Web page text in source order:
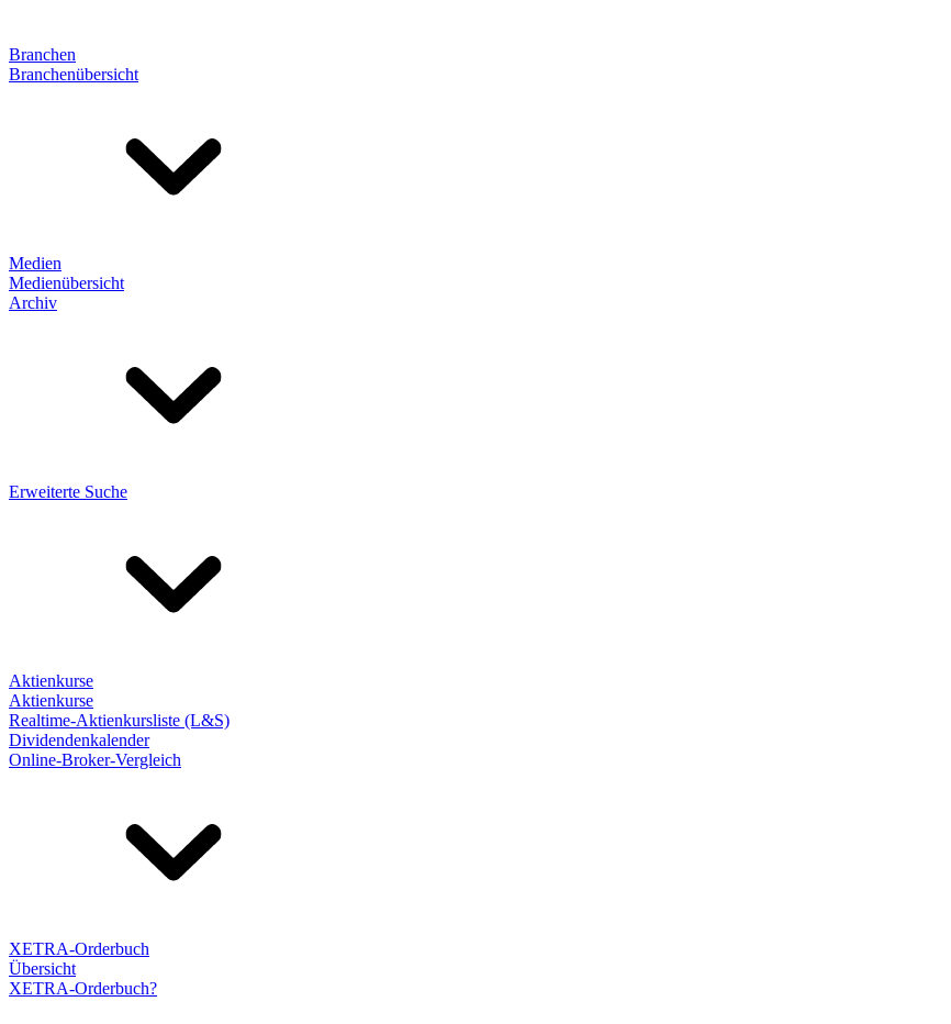
Branchen
Branchenübersicht
Medien
Medienübersicht
Archiv
Erweiterte Suche
Aktienkurse
Aktienkurse
Realtime-Aktienkursliste (L&S)
Dividendenkalender
Online-Broker-Vergleich
XETRA-Orderbuch
Übersicht
XETRA-Orderbuch?